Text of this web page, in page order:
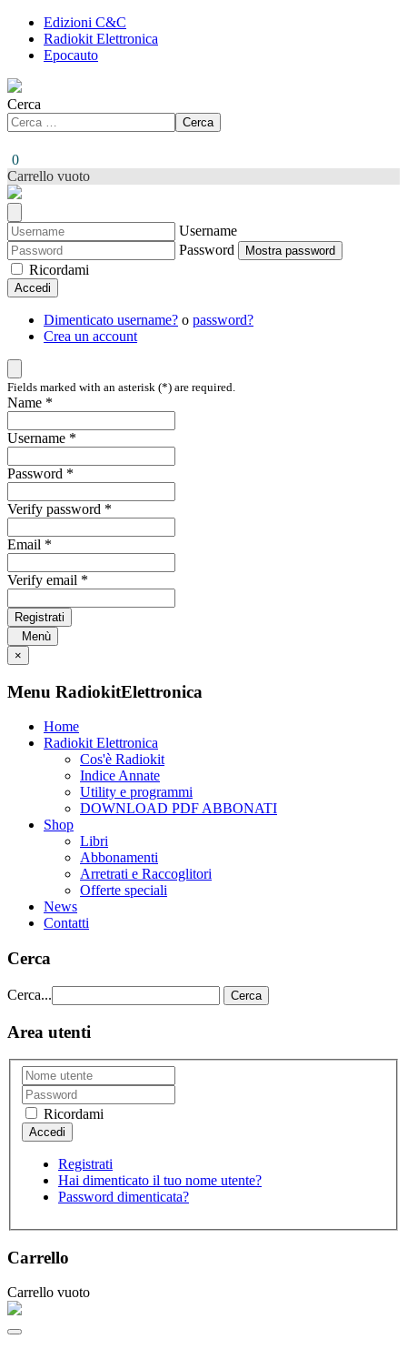
Edizioni C&C
Radiokit Elettronica
Epocauto
Cerca
Cerca
0
Carrello vuoto
Username
Password
Mostra password
Ricordami
Accedi
Dimenticato username? o password?
Crea un account
Fields marked with an asterisk (*) are required.
Name *
Username *
Password *
Verify password *
Email *
Verify email *
Registrati
Menù
×
Menu RadiokitElettronica
Home
Radiokit Elettronica
Cos'è Radiokit
Indice Annate
Utility e programmi
DOWNLOAD PDF ABBONATI
Shop
Libri
Abbonamenti
Arretrati e Raccoglitori
Offerte speciali
News
Contatti
Cerca
Cerca... Cerca
Area utenti
Ricordami
Registrati
Hai dimenticato il tuo nome utente?
Password dimenticata?
Carrello
Carrello vuoto